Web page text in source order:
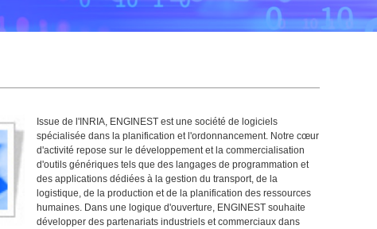
Issue de l'INRIA, ENGINEST est une société de logiciels
spécialisée dans la planification et l'ordonnancement. Notre cœur
d'activité repose sur le développement et la commercialisation
d'outils génériques tels que des langages de programmation et
des applications dédiées à la gestion du transport, de la
logistique, de la production et de la planification des ressources
humaines. Dans une logique d'ouverture, ENGINEST souhaite
développer des partenariats industriels et commerciaux dans